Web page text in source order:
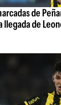
de
llegada de